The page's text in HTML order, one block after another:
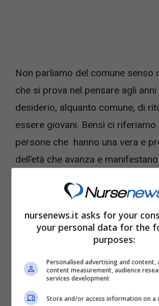
Non parliamo del comune senso
che si prova nel pensare agli
desiderio, alquanto comune, di
essere giovani. Bensì ci riferiamo
persone che hanno una vera e
dell’età che avanza e
midorexia.
nursenews.it asks for your
your personal data for the
purposes:
Personalised advertising and content,
content measurement, audience
services development
Store and/or access information on a